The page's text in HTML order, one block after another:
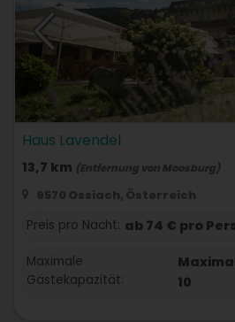
Haus Lavendel
13,7 km (Entfernung von Moosburg)
9570 Ossiach, Österreich
Preis pro Nacht: ab 74 € pro
Maximale
Gästekapazität:
10